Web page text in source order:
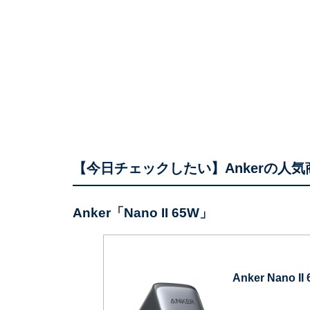
【今日チェックしたい】Ankerの人気
Anker「Nano II 65W」
Anker Nano II